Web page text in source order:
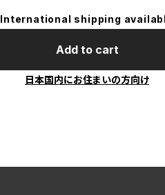
International shipping
Add to cart
日本国内にお住まいの方向け